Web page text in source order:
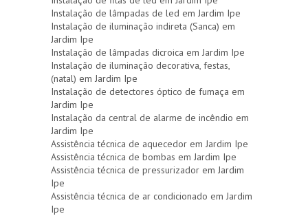
Instalação de lâmpadas de led em Jardim Ipe
Instalação de iluminação indireta (Sanca) em
Jardim Ipe
Instalação de lâmpadas dicroica em Jardim Ipe
Instalação de iluminação decorativa, festas,
(natal) em Jardim Ipe
Instalação de detectores óptico de fumaça em
Jardim Ipe
Instalação da central de alarme de incêndio em
Jardim Ipe
Assistência técnica de aquecedor em Jardim Ipe
Assistência técnica de bombas em Jardim Ipe
Assistência técnica de pressurizador em Jardim
Ipe
Assistência técnica de ar condicionado em Jardim
Ipe